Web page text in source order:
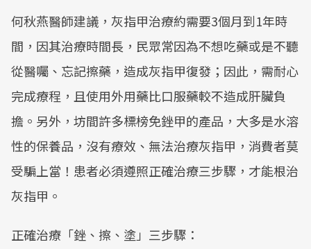
何秋燕醫師建議，灰指甲治療約需要3個月到1年時
間，因其治療時間長，民眾常因為不想吃藥或是不聽
從醫囑、忘記擦藥，造成灰指甲復發；因此，需耐心
完成療程，且使用外用藥比口服藥較不造成肝臟負
擔。另外，坊間許多標榜免銼甲的產品，大多是水溶
性的保養品，沒有療效、無法治療灰指甲，消費者莫
受騙上當！患者必須遵照正確治療三步驟，才能根治
灰指甲。
正確治療「銼、擦、塗」三步驟：